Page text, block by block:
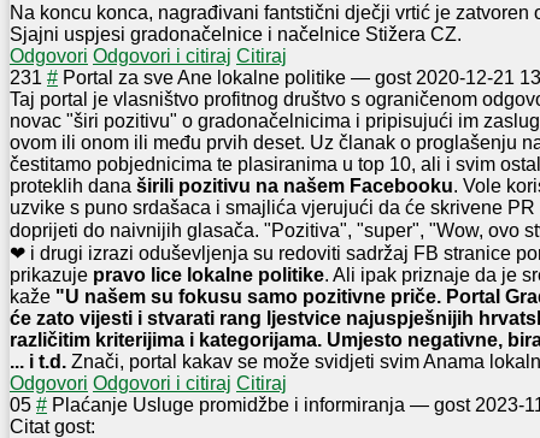
Na koncu konca, nagrađivani fantstični dječji vrtić je zatvoren
Sjajni uspjesi gradonačelnice i načelnice Stižera CZ.
Odgovori Odgovori i citiraj Citiraj
231 # Portal za sve Ane lokalne politike — gost 2020-12-21
Taj portal je vlasništvo profitnog društvo s ograničenom
novac "širi pozitivu" o gradonačelnicima i pripisujući im
ovom ili onom ili među prvih deset. Uz članak o proglašenju
čestitamo pobjednicima te plasiranima u top 10, ali i svim
proteklih dana širili pozitivu na našem Facebooku. Vole
uzvike s puno srdašaca i smajlića vjerujući da će skrivene
doprijeti do naivnijih glasača. "Pozitiva", "super", "Wow, ovo
❤ i drugi izrazi oduševljenja su redoviti sadržaj FB stranice
prikazuje pravo lice lokalne politike. Ali ipak priznaje da je
kaže "U našem su fokusu samo pozitivne priče. Portal
će zato vijesti i stvarati rang ljestvice najuspješnijih
različitim kriterijima i kategorijama. Umjesto negativne,
... i t.d. Znači, portal kakav se može svidjeti svim Anama
Odgovori Odgovori i citiraj Citiraj
05 # Plaćanje Usluge promidžbe i informiranja — gost 2023-
Citat gost: